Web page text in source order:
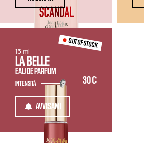
OUT OF STOCK
LA BELLE
EAU DE PARFUM
30 €
INTENSITÀ
15 ml
AVVISAMI